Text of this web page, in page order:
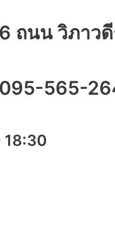
ถนน วิภาว
565-
18:30